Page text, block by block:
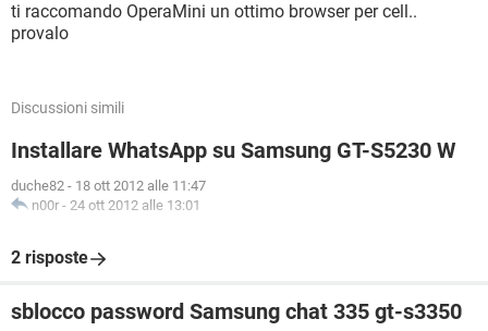
ti raccomando OperaMini un ottimo browser per cell..
provalo
Discussioni simili
Installare WhatsApp su Samsung GT-S5230 W
duche82 - 18 ott 2012 alle 11:47
n00r - 24 ott 2012 alle 13:01
2 risposte
sblocco password Samsung chat 335 gt-s3350